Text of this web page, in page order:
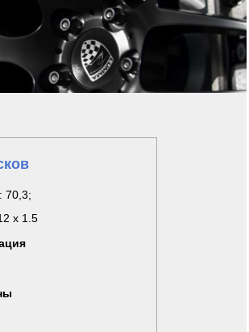
70,3;
x 1.5